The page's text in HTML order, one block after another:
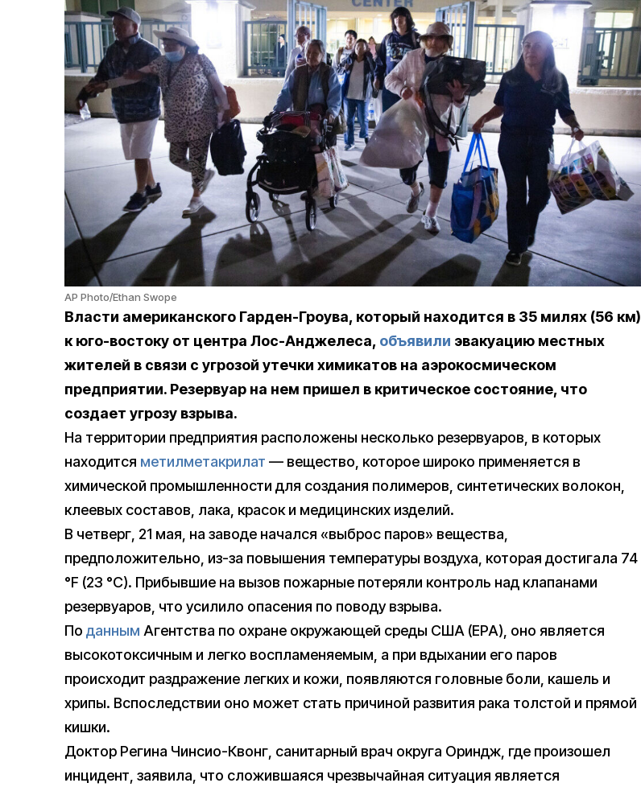
AP Photo/Ethan Swope
Власти американского Гарден-Гроува, который находится в 35 милях (56 км)
к юго-востоку от центра Лос-Анджелеса, объявили эвакуацию местных
жителей в связи с угрозой утечки химикатов на аэрокосмическом
предприятии. Резервуар на нем пришел в критическое состояние, что
создает угрозу взрыва.
На территории предприятия расположены несколько резервуаров, в которых
находится метилметакрилат — вещество, которое широко применяется в
химической промышленности для создания полимеров, синтетических волокон,
клеевых составов, лака, красок и медицинских изделий.
В четверг, 21 мая, на заводе начался «выброс паров» вещества,
предположительно, из-за повышения температуры воздуха, которая достигала 74
°F (23 °C). Прибывшие на вызов пожарные потеряли контроль над клапанами
резервуаров, что усилило опасения по поводу взрыва.
По данным Агентства по охране окружающей среды США (EPA), оно является
высокотоксичным и легко воспламеняемым, а при вдыхании его паров
происходит раздражение легких и кожи, появляются головные боли, кашель и
хрипы. Вспоследствии оно может стать причиной развития рака толстой и прямой
кишки.
Доктор Регина Чинсио-Квонг, санитарный врач округа Ориндж, где произошел
инцидент, заявила, что сложившаяся чрезвычайная ситуация является